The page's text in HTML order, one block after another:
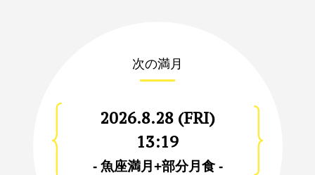
次の満月
2026.8.28 (FRI)
13:19
- 魚座満月+部分月食 -